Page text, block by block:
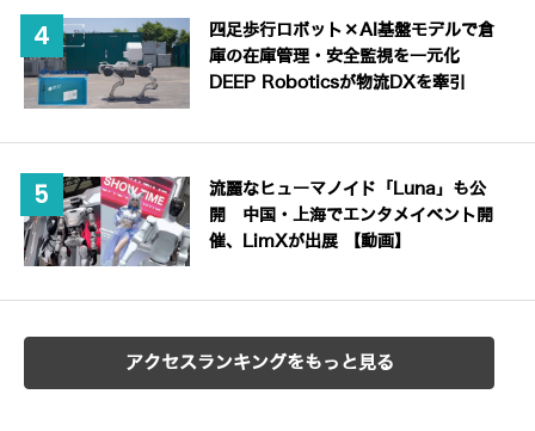
四足歩行ロボット×AI基盤モデルで倉
庫の在庫管理・安全監視を一元化
DEEP Roboticsが物流DXを牽引
流麗なヒューマノイド「Luna」も公
開 中国・上海でエンタメイベント開
催、LimXが出展 【動画】
アクセスランキングをもっと見る